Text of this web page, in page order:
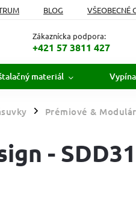
BLOG VŠEOBECNÉ
Zákaznícka podpora:
+421 57 3811 427
materiál
/ Prémiové &
-